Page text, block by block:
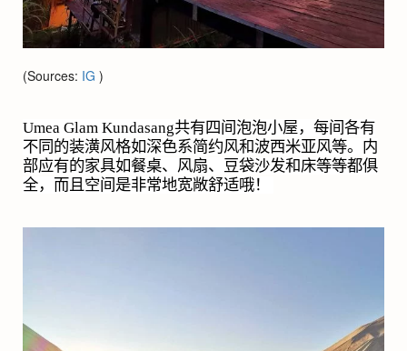
(Sources: IG )
Umea Glam Kundasang共有四间泡泡小屋，每间各有
不同的装潢风格如深色系简约风和波西米亚风等。内
部应有的家具如餐桌、风扇、豆袋沙发和床等等都俱
全，而且空间是非常地宽敞舒适哦！